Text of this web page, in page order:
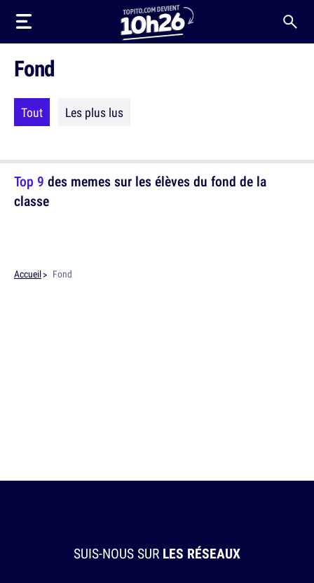
Fond
Tout Les plus lus
Top 9 des memes sur les élèves du fond de la
classe
Accueil Fond
SUIS-NOUS SUR LES RÉSEAUX